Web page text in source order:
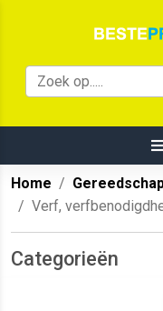
Home
Verf,
Categorieën